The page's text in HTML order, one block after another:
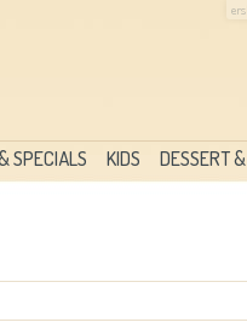
SPECIALS KIDS DESSERT